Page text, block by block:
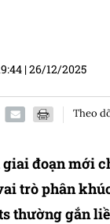
|26/12/2025
Theo
giai đoạn mới
trò phân
thường gắn